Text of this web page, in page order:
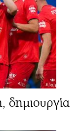
δημιουργία